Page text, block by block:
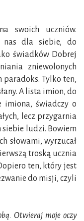
swoich uczniów.
nas dla siebie, do
świadków Dobrej
zniewolonych
paradoks. Tylko ten,
A lista imion, do
imiona, świadczy o
lecz przygarnia
siebie ludzi. Bowiem
słowami, wyrzucał
troską ucznia
ten, który jest
do misji, czyli
Otwieraj moje oczy